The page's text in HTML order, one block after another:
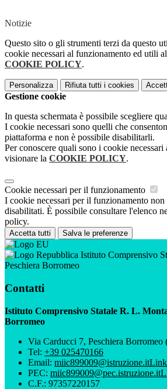
Notizie
Questo sito o gli strumenti terzi da questo
cookie necessari al funzionamento ed utili
COOKIE POLICY.
Personalizza Rifiuta tutti i cookies
Gestione cookie
In questa schermata è possibile scegliere
I cookie necessari sono quelli che
piattaforma e non è possibile disabilitarli.
Per conoscere quali sono i cookie
visionare la COOKIE POLICY.
Cookie necessari per il funzionamento
I cookie necessari per il funzionamento non
disabilitati. È possibile consultare l'elenco
policy.
Accetta tutti Salva le preferenze
Istituto Comprensivo
Peschiera Borromeo
Contatti
Istituto Comprensivo Statale R. L.
Borromeo
Via Carducci 7, Peschiera Borromeo
Tel: +39 025470166
Email: miic899009@istruzione.itLink
PEC: miic899009@pec.istruzione.it
C.F.: 97357220157